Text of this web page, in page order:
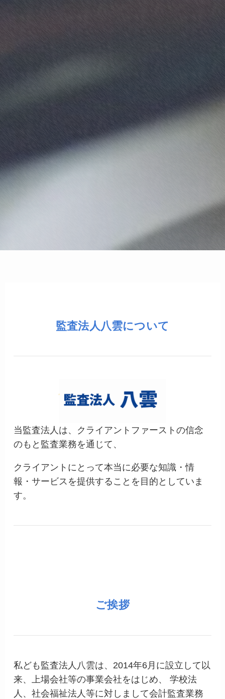
監査法人八雲について
当監査法人は、クライアントファーストの信念
のもと監査業務を通じて、
クライアントにとって本当に必要な知識・情
報・サービスを提供することを目的としていま
す。
ご挨拶
私ども監査法人八雲は、2014年6月に設立して以
来、上場会社等の事業会社をはじめ、 学校法
人、社会福祉法人等に対しまして会計監査業務